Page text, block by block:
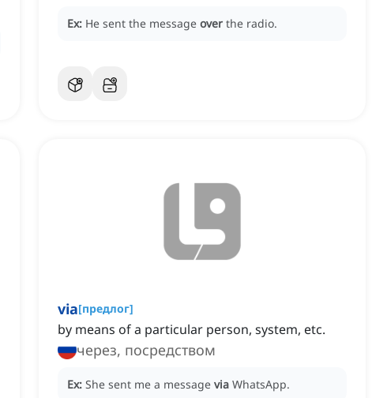
Ex: He sent the message over the radio.
via[предлог]
by means of a particular person, system, etc.
через, посредством
Ex: She sent me a message via WhatsApp.